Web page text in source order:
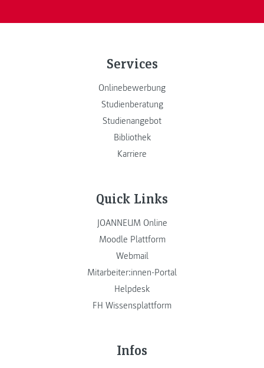
Services
Onlinebewerbung
Studienberatung
Studienangebot
Bibliothek
Karriere
Quick Links
JOANNEUM Online
Moodle Plattform
Webmail
Mitarbeiter:innen-Portal
Helpdesk
FH Wissensplattform
Infos